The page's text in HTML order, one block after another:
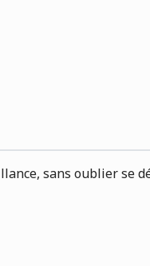
sans oublier se